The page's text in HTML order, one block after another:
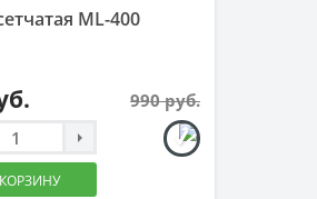
ML-400
990 руб.